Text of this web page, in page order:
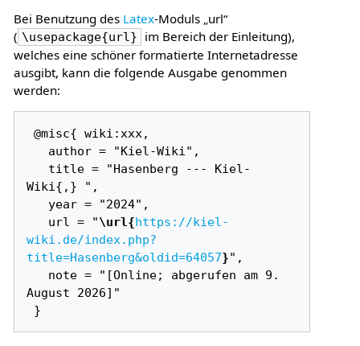
Bei Benutzung des Latex-Moduls „url“
( \usepackage{url}
im Bereich der Einleitung),
welches eine schöner formatierte Internetadresse
ausgibt, kann die folgende Ausgabe genommen
werden:
@misc{ wiki:xxx,
Wiki{,} ",
   url = "
\url{https://kiel-
wiki.de/index.php?
title=Hasenberg&oldid=64057}",
August 2026]"